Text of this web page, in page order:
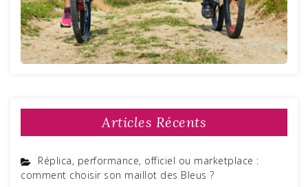
Articles Récents
Réplica, performance, officiel ou marketplace :
comment choisir son maillot des Bleus ?